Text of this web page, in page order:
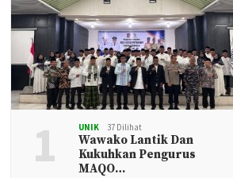
1 UNIK 37 Dilihat
Wawako Lantik Dan
Kukuhkan Pengurus
MAQO…